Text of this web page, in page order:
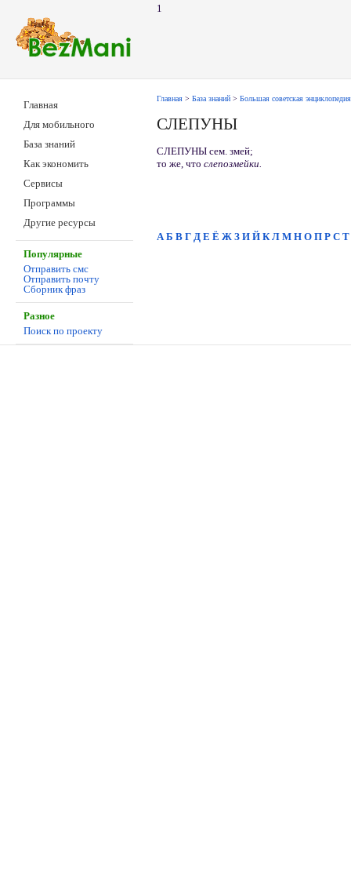
1
Главная
Для мобильного
База знаний
Как экономить
Сервисы
Программы
Другие ресурсы
Популярные
Отправить смс
Отправить почту
Сборник фраз
Разное
Поиск по проекту
Главная > База знаний > Большая советская энциклопедия
СЛЕПУНЫ
СЛЕПУНЫ сем. змей;
то же, что слепозмейки.
А Б В Г Д Е Ё Ж З И Й К Л М Н О П Р С Т